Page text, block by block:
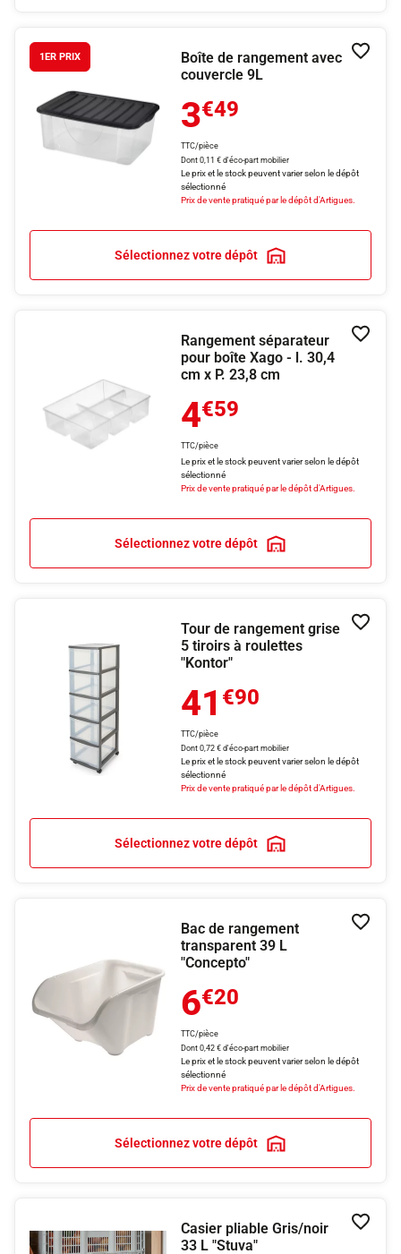
1ER PRIX
Boîte de rangement avec
couvercle 9L
3€49
TTC/pièce
Dont 0,11 € d'éco-part mobilier
Le prix et le stock peuvent varier selon le dépôt
sélectionné
Prix de vente pratiqué par le dépôt d'Artigues.
Sélectionnez votre dépôt
Rangement séparateur
pour boîte Xago - l. 30,4
cm x P. 23,8 cm
4€59
TTC/pièce
Le prix et le stock peuvent varier selon le dépôt
sélectionné
Prix de vente pratiqué par le dépôt d'Artigues.
Sélectionnez votre dépôt
Tour de rangement grise
5 tiroirs à roulettes
"Kontor"
41 €90
TTC/pièce
Dont 0,72 € d'éco-part mobilier
Le prix et le stock peuvent varier selon le dépôt
sélectionné
Prix de vente pratiqué par le dépôt d'Artigues.
Sélectionnez votre dépôt
Bac de rangement
transparent 39 L
"Concepto"
6€20
TTC/pièce
Dont 0,42 € d'éco-part mobilier
Le prix et le stock peuvent varier selon le dépôt
sélectionné
Prix de vente pratiqué par le dépôt d'Artigues.
Sélectionnez votre dépôt
Casier pliable Gris/noir
33 L "Stuva"